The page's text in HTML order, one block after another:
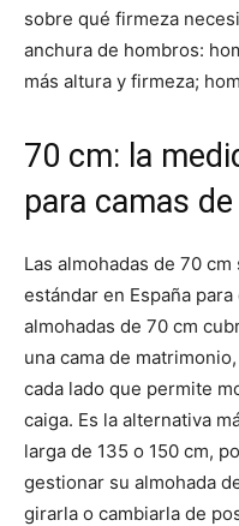
sobre qué firmeza
anchura de hombros:
más altura y firmeza;
70 cm: la
para camas
Las almohadas de 70
estándar en España
almohadas de 70 cm
una cama de
cada lado que permite
caiga. Es la alternativa
larga de 135 o 150 cm,
gestionar su almohada
girarla o cambiarla de